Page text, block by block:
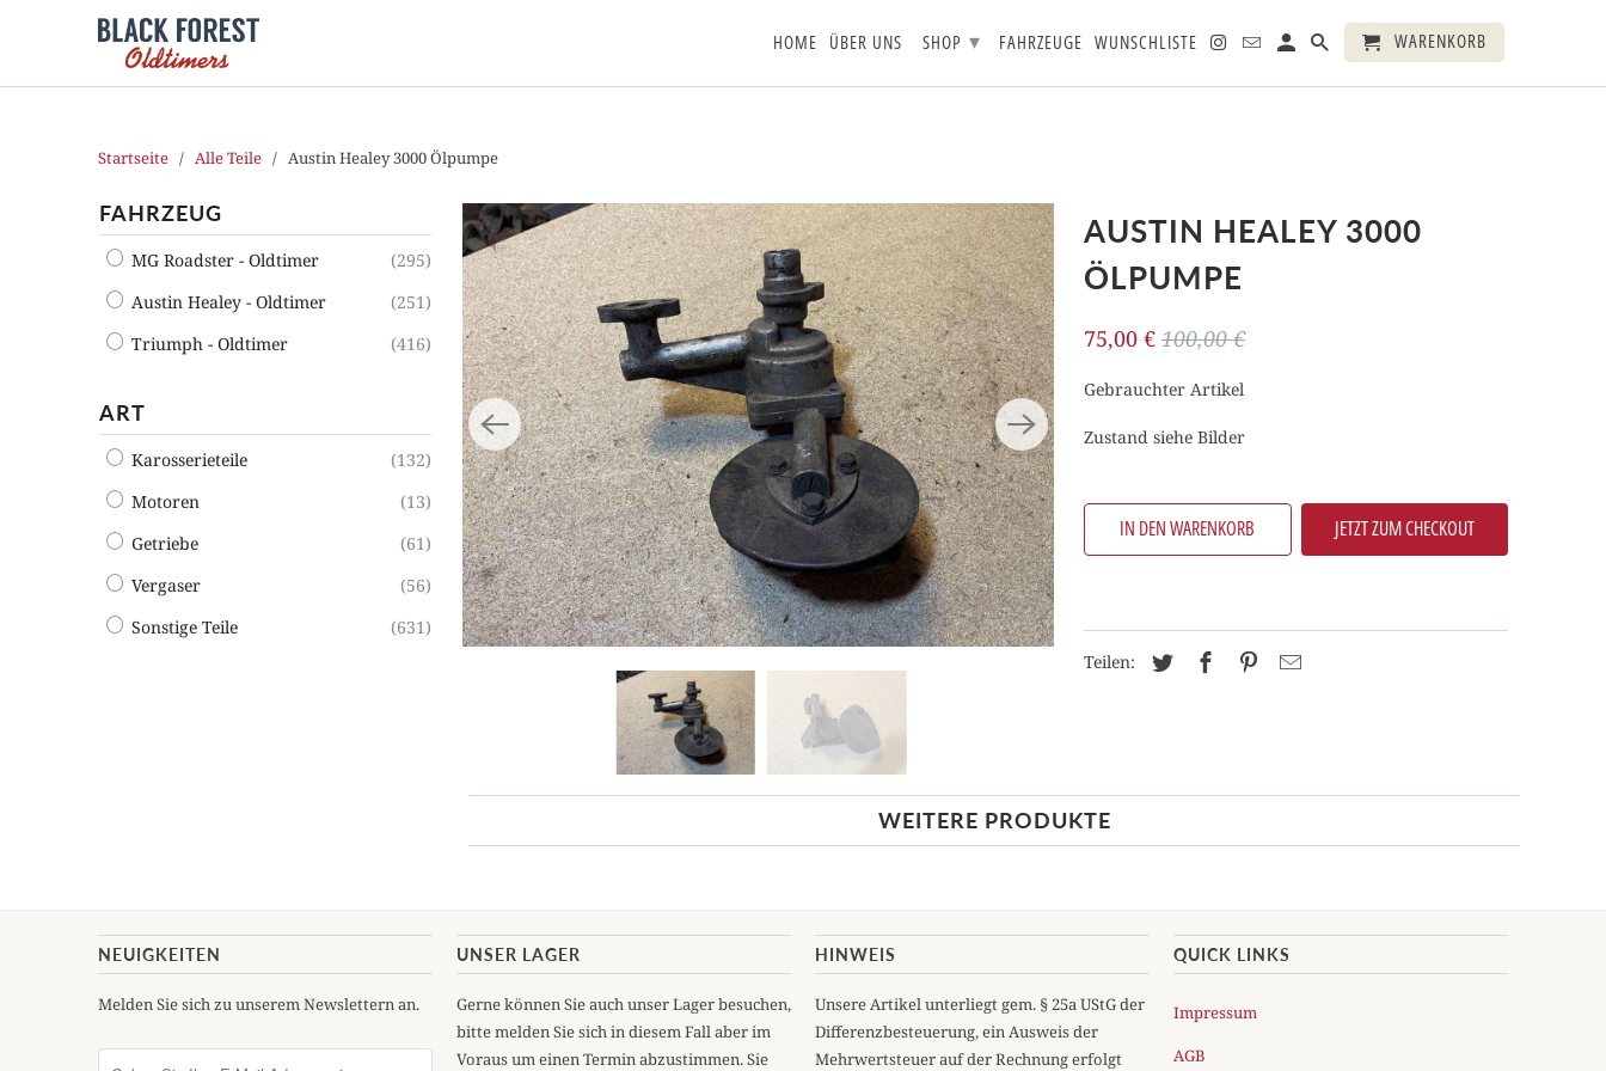
Startseite / Alle Teile / Austin Healey 3000 Ölpumpe
FAHRZEUG
MG Roadster - Oldtimer
(295)
Austin Healey - Oldtimer
(251)
Triumph - Oldtimer
(416)
ART
Karosserieteile
(132)
Motoren
(13)
Getriebe
(61)
Vergaser
(56)
Sonstige Teile
(631)
AUSTIN HEALEY 3000
ÖLPUMPE
75,00 € 100,00 €
Gebrauchter Artikel
Zustand siehe Bilder
IN DEN WARENKORB JETZT ZUM CHECKOUT
Teilen:
WEITERE PRODUKTE
NEUIGKEITEN
Melden Sie sich zu unserem Newslettern an.
UNSER LAGER
Gerne können Sie auch unser Lager besuchen,
bitte melden Sie sich in diesem Fall aber im
Voraus um einen Termin abzustimmen. Sie
HINWEIS
Unsere Artikel unterliegt gem. § 25a UStG der
Differenzbesteuerung, ein Ausweis der
Mehrwertsteuer auf der Rechnung erfolgt
QUICK LINKS
Impressum
AGB
HOME ÜBER UNS SHOP ▾ FAHRZEUGE WUNSCHLISTE WARENKORB